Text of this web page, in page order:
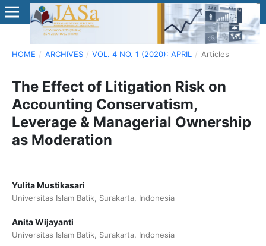
HOME / ARCHIVES / VOL. 4 NO. 1 (2020): APRIL / Articles
The Effect of Litigation Risk on
Accounting Conservatism,
Leverage & Managerial Ownership
as Moderation
Yulita Mustikasari
Universitas Islam Batik, Surakarta, Indonesia
Anita Wijayanti
Universitas Islam Batik, Surakarta, Indonesia